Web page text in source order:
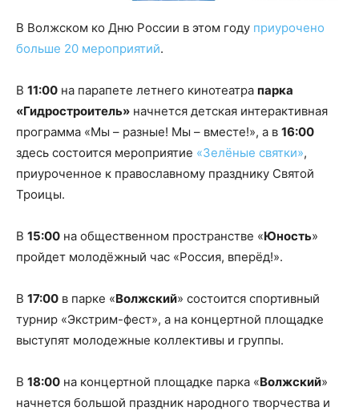
В Волжском ко Дню России в этом году приурочено
больше 20 мероприятий.
В 11:00 на парапете летнего кинотеатра парка
«Гидростроитель» начнется детская интерактивная
программа «Мы – разные! Мы – вместе!», а в 16:00
здесь состоится мероприятие «Зелёные святки»,
приуроченное к православному празднику Святой
Троицы.
В 15:00 на общественном пространстве «Юность»
пройдет молодёжный час «Россия, вперёд!».
В 17:00 в парке «Волжский» состоится спортивный
турнир «Экстрим-фест», а на концертной площадке
выступят молодежные коллективы и группы.
В 18:00 на концертной площадке парка «Волжский»
начнется большой праздник народного творчества и